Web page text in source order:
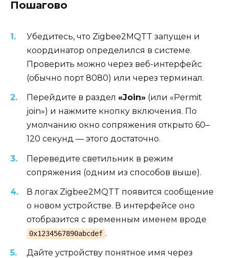
Пошагово
Убедитесь, что Zigbee2MQTT запущен и
координатор определился в системе.
Проверить можно через веб-интерфейс
(обычно порт 8080) или через терминал.
Перейдите в раздел «Join» (или «Permit
join») и нажмите кнопку включения. По
умолчанию окно сопряжения открыто 60–
120 секунд — этого достаточно.
Переведите светильник в режим
сопряжения (одним из способов выше).
В логах Zigbee2MQTT появится сообщение
о новом устройстве. В интерфейсе оно
отобразится с временным именем вроде
0x1234567890abcdef .
Дайте устройству понятное имя через